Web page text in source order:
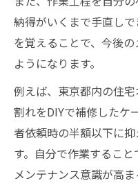
納得がいくまで手直し
を覚えることで、今後
ようになります。
例えば、東京都内の住
割れをDIYで補修したケ
者依頼時の半額以下に
す。自分で作業すること
メンテナンス意識が高ま